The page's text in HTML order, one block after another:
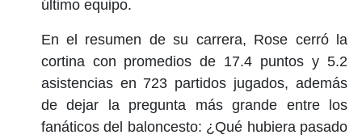
último equipo.
En el resumen de su carrera, Rose cerró la
cortina con promedios de 17.4 puntos y 5.2
asistencias en 723 partidos jugados, además
de dejar la pregunta más grande entre los
fanáticos del baloncesto: ¿Qué hubiera pasado